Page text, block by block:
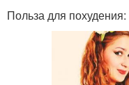
Польза для похудения: